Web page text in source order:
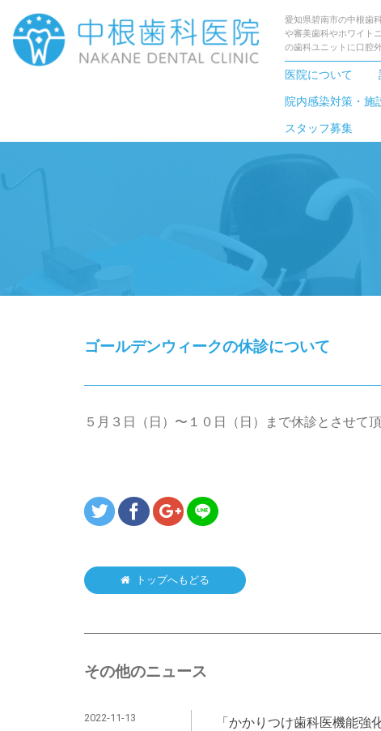
愛知県碧南市の中根歯
や審美歯科やホワイト
の歯科ユニットに口腔
医院について
院内感染対策・施
スタッフ募集
ゴールデンウィークの休診について
５月３日（日）〜１０日（日）まで休診とさせて頂
トップへもどる
その他のニュース
2022-11-13 「かかりつけ歯科医機能強